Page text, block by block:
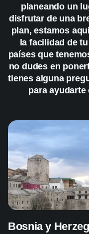
planeando un
disfrutar de una
plan, estamos
la facilidad de
países que
no dudes en
tienes alguna
para ayudarte
Bosnia y